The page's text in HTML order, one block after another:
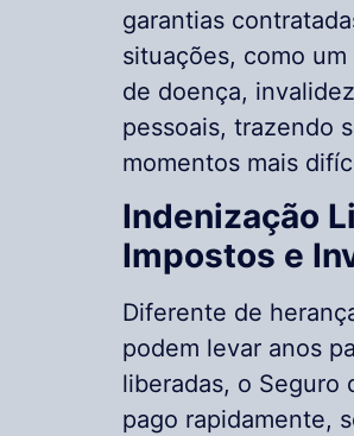
garantias
situações, como
de doença,
pessoais, trazendo
momentos mais
Indenização
Impostos e
Diferente de
podem levar anos
liberadas, o Seguro
pago rapidamente,